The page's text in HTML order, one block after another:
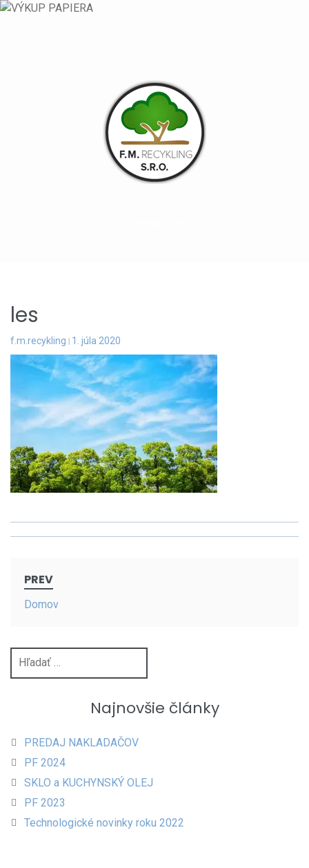
les
f.m.recykling 1. júla 2020
PREV
Domov
Najnovšie články
PREDAJ NAKLADAČOV
PF 2024
SKLO a KUCHYNSKÝ OLEJ
PF 2023
Technologické novinky roku 2022